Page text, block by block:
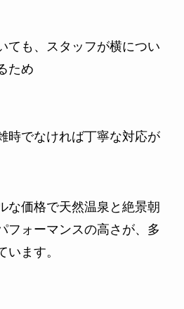
ても、スタッフが横につい
ため
時でなければ丁寧な対応が
な価格で天然温泉と絶景朝
フォーマンスの高さが、多
います。